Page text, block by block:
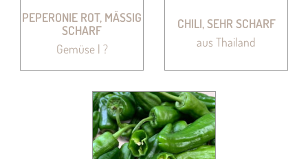
PEPERONIE ROT, MÄSSIG S
CHARF
Gemüse | ?
CHILI, SEHR SCHARF
aus Thailand